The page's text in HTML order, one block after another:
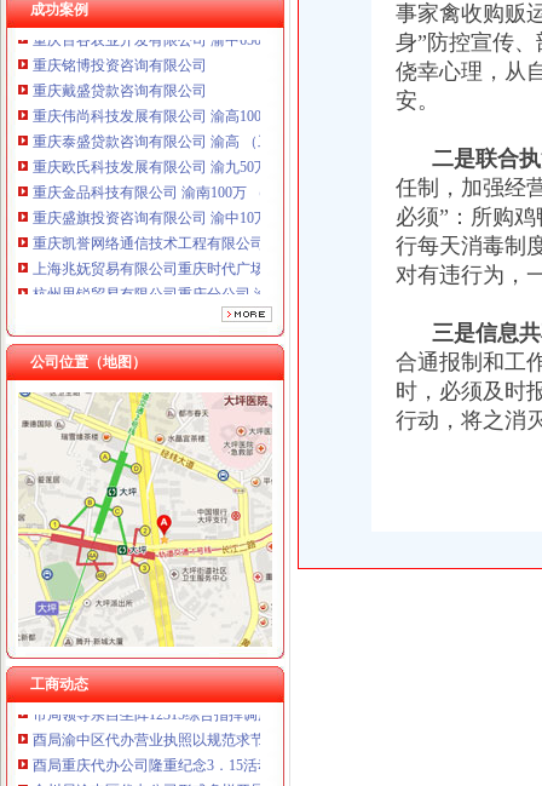
成功案例
重庆铭博投资咨询有限公司
重庆戴盛贷款咨询有限公司
重庆伟尚科技发展有限公司 渝高100万 （工商注册）
重庆泰盛贷款咨询有限公司 渝高 （工商注册）
重庆欧氏科技发展有限公司 渝九50万 （进出口权）
重庆金品科技有限公司 渝南100万 （进出口权）
重庆盛旗投资咨询有限公司 渝中10万 （工商注册）
重庆凯誉网络通信技术工程有限公司渝中分公司 （工商注册）
上海兆妩贸易有限公司重庆时代广场分公司 渝中 （工商注册）
杭州思锐贸易有限公司重庆分公司 渝中 （工商注册）
重庆百谷农业开发有限公司 渝中650万 （注册）
重庆戴盛贷款咨询有限公司
重庆伟尚科技发展有限公司 渝高100万 （工商注册）
重庆泰盛贷款咨询有限公司 渝高 （工商注册）
重庆欧氏科技发展有限公司 渝九50万 （进出口权）
重庆金品科技有限公司 渝南100万 （进出口权）
重庆盛旗投资咨询有限公司 渝中10万 （工商注册）
重庆凯誉网络通信技术工程有限公司渝中分公司 （工商注册）
上海兆妩贸易有限公司重庆时代广场分公司 渝中 （工商注册）
杭州思锐贸易有限公司重庆分公司 渝中 （工商注册）
重庆百谷农业开发有限公司 渝中650万 （注册）
公司位置（地图）
工商动态
工商动态
渝北局重庆代办公司切实加食品安全监管
江北局四项措施加种子市渝中区代办营业执照场监管保护春耕播种
国家工商总局渝中区工商代办检查组检查大足局行政执法工作
万州局重庆代办营业执照切实加旱救灾安全工作
九龙坡分局渝中区代办营业执照加案件监督显成效
巴南局案件质量评查会呈现三“同”渝中区工商代办点
云局八项措施抓好春季肉禽市渝中区代办营业执照场疫防控工作
璧山局开展劳动力市重庆代办营业执照场秩序专项整
荣昌局渝中区代办营业执照突出重点认真开展农机护农专项理行动
市局领导亲自坐阵12315综合指挥调度中心指挥处理央视“3.15”晚会移转的渝中
酉局渝中区代办营业执照以规范求节约 以节约促发展
酉局重庆代办公司隆重纪念3．15活动。
合川局渝中区代办公司形式多样开展3.15主题宣活动
事家禽收购贩
身”防控宣传
侥幸心理，从
安。
二是联合
任制，加强经
必须”：所购
行每天消毒制
对有违行为，
三是信息
合通报制和工
时，必须及时
行动，将之消